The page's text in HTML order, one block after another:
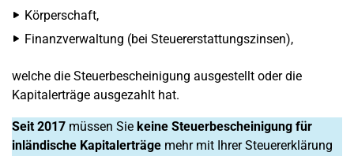
Körperschaft,
Finanzverwaltung (bei Steuererstattungszinsen),
welche die Steuerbescheinigung ausgestellt oder die
Kapitalerträge ausgezahlt hat.
Seit 2017 müssen Sie keine Steuerbescheinigung für
inländische Kapitalerträge mehr mit Ihrer Steuererklärung